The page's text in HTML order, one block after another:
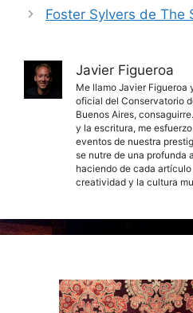
Foster Sylvers de The
Javier Figueroa
Me llamo Javier Figueroa
oficial del Conservatorio
Buenos Aires,
y la escritura, me
eventos de nuestra
se nutre de una profunda
haciendo de cada
creatividad y la cultura